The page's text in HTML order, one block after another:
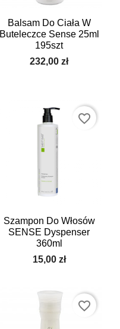
Balsam Do Ciała W
Buteleczce Sense 25ml
195szt
232,00 zł
Szampon Do Włosów
SENSE Dyspenser
360ml
15,00 zł
favorite_border
favorite_border